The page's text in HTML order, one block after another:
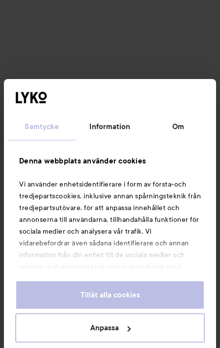
Samtycke Information Om
Denna webbplats använder cookies
Vi använder enhetsidentifierare i form av första-och
tredjepartscookies, inklusive annan spårningsteknik från
tredjepartsutövare, för att anpassa innehållet och
annonserna till användarna, tillhandahålla funktioner för
sociala medier och analysera vår trafik. Vi
vidarebefordrar även sådana identifierare och annan
information från din enhet till de sociala medier och
annons- och analysföretag som vi samarbetar med.
information som du har tillhandahållit eller som de har
våra cookies vid fortsatt användande av vår webbplats.
För information om hur du kan ändra inställningarna för
Tillåt alla cookies
Anpassa